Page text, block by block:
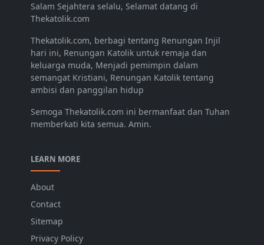
Salam Sejahtera selalu, Selamat datang di
Thekatolik.com
Thekatolik.com, berbagi tentang Renungan Injil
hari ini, Renungan Katolik untuk remaja dan
keluarga muda, Menjadi pemimpin dalam
semangat Kristiani, Renungan Katolik tentang
ambisi dan panggilan hidup
Semoga Thekatolik.com ini bermanfaat dan Tuhan
memberkati kita semua. Amin.
LEARN MORE
About
Contact
Sitemap
Privacy Policy